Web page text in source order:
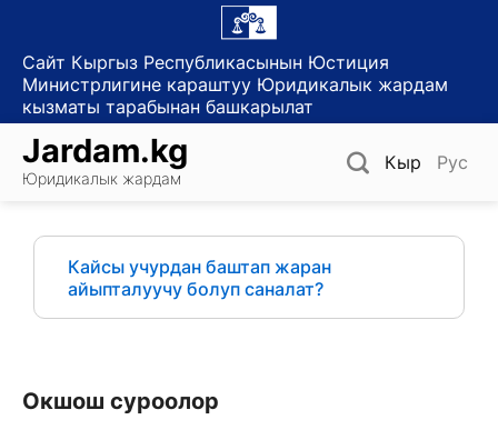
content
Сайт Кыргыз Республикасынын Юстиция
Министрлигине караштуу Юридикалык жардам
кызматы тарабынан башкарылат
Jardam.kg
Юридикалык жардам
Кыр Рус
Кайсы учурдан баштап жаран
айыпталуучу болуп саналат?
Окшош суроолор